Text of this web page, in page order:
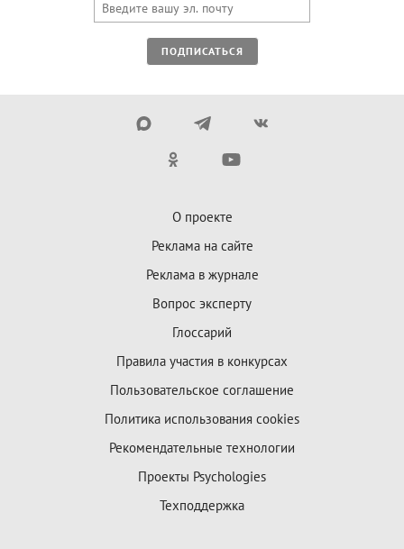
ПОДПИСАТЬСЯ
О проекте
Реклама на сайте
Реклама в журнале
Вопрос эксперту
Глоссарий
Правила участия в конкурсах
Пользовательское соглашение
Политика использования cookies
Рекомендательные технологии
Проекты Psychologies
Техподдержка